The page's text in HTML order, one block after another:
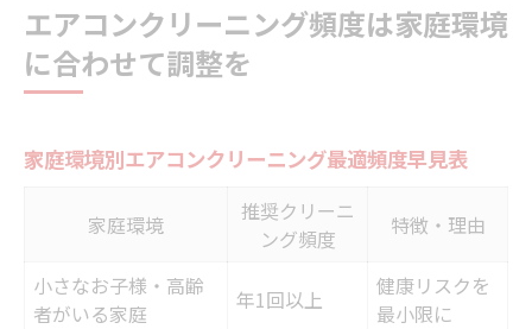
エアコンクリーニング頻度は家庭環境
に合わせて調整を
家庭環境別エアコンクリーニング最適頻度早見表
家庭環境
推奨クリーニ
ング頻度
特徴・理由
小さなお子様・高齢
者がいる家庭
年1回以上
健康リスクを
最小限に